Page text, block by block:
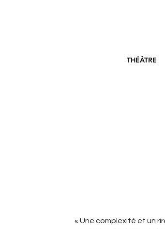
THÉÂTRE
« Une complexité et un